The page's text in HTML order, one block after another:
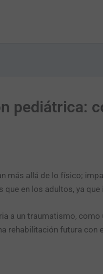
pediátrica:
más allá de lo físico;
en los adultos, ya
a un traumatismo,
rehabilitación futura con